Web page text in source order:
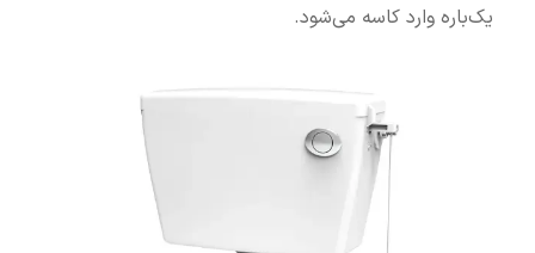
یک‌باره وارد کاسه می‌شود.